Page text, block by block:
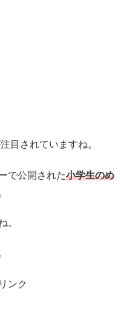
目されていますね。
で公開された小学生のめ
。
ンク